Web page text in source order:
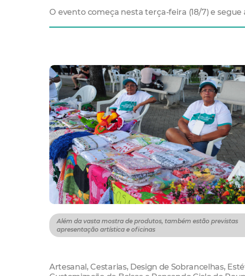
O evento começa nesta terça-feira (18/7) e
Além da vasta mostra de produtos, também estão previstas
apresentação artística e oficinas
Artesanal, Cestarias, Design de Sobrancelhas,